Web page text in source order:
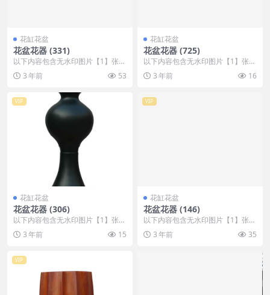
花缸花盆
花盆花器 (331)
以下内容包含无水印图片【1】张
，开通会员无障碍浏览 开通VIP会
员 3 年前 53
花缸花盆
花盆花器 (725)
以下内容包含无水印图片【1】张
，开通会员无障碍浏览 开通VIP会
员 3 年前 16
VIP
花缸花盆
花盆花器 (306)
以下内容包含无水印图片【1】张
，开通会员无障碍浏览 开通VIP会
员 3 年前 15
VIP
花缸花盆
花盆花器 (146)
以下内容包含无水印图片【1】张
，开通会员无障碍浏览 开通VIP会
员 3 年前 35
VIP